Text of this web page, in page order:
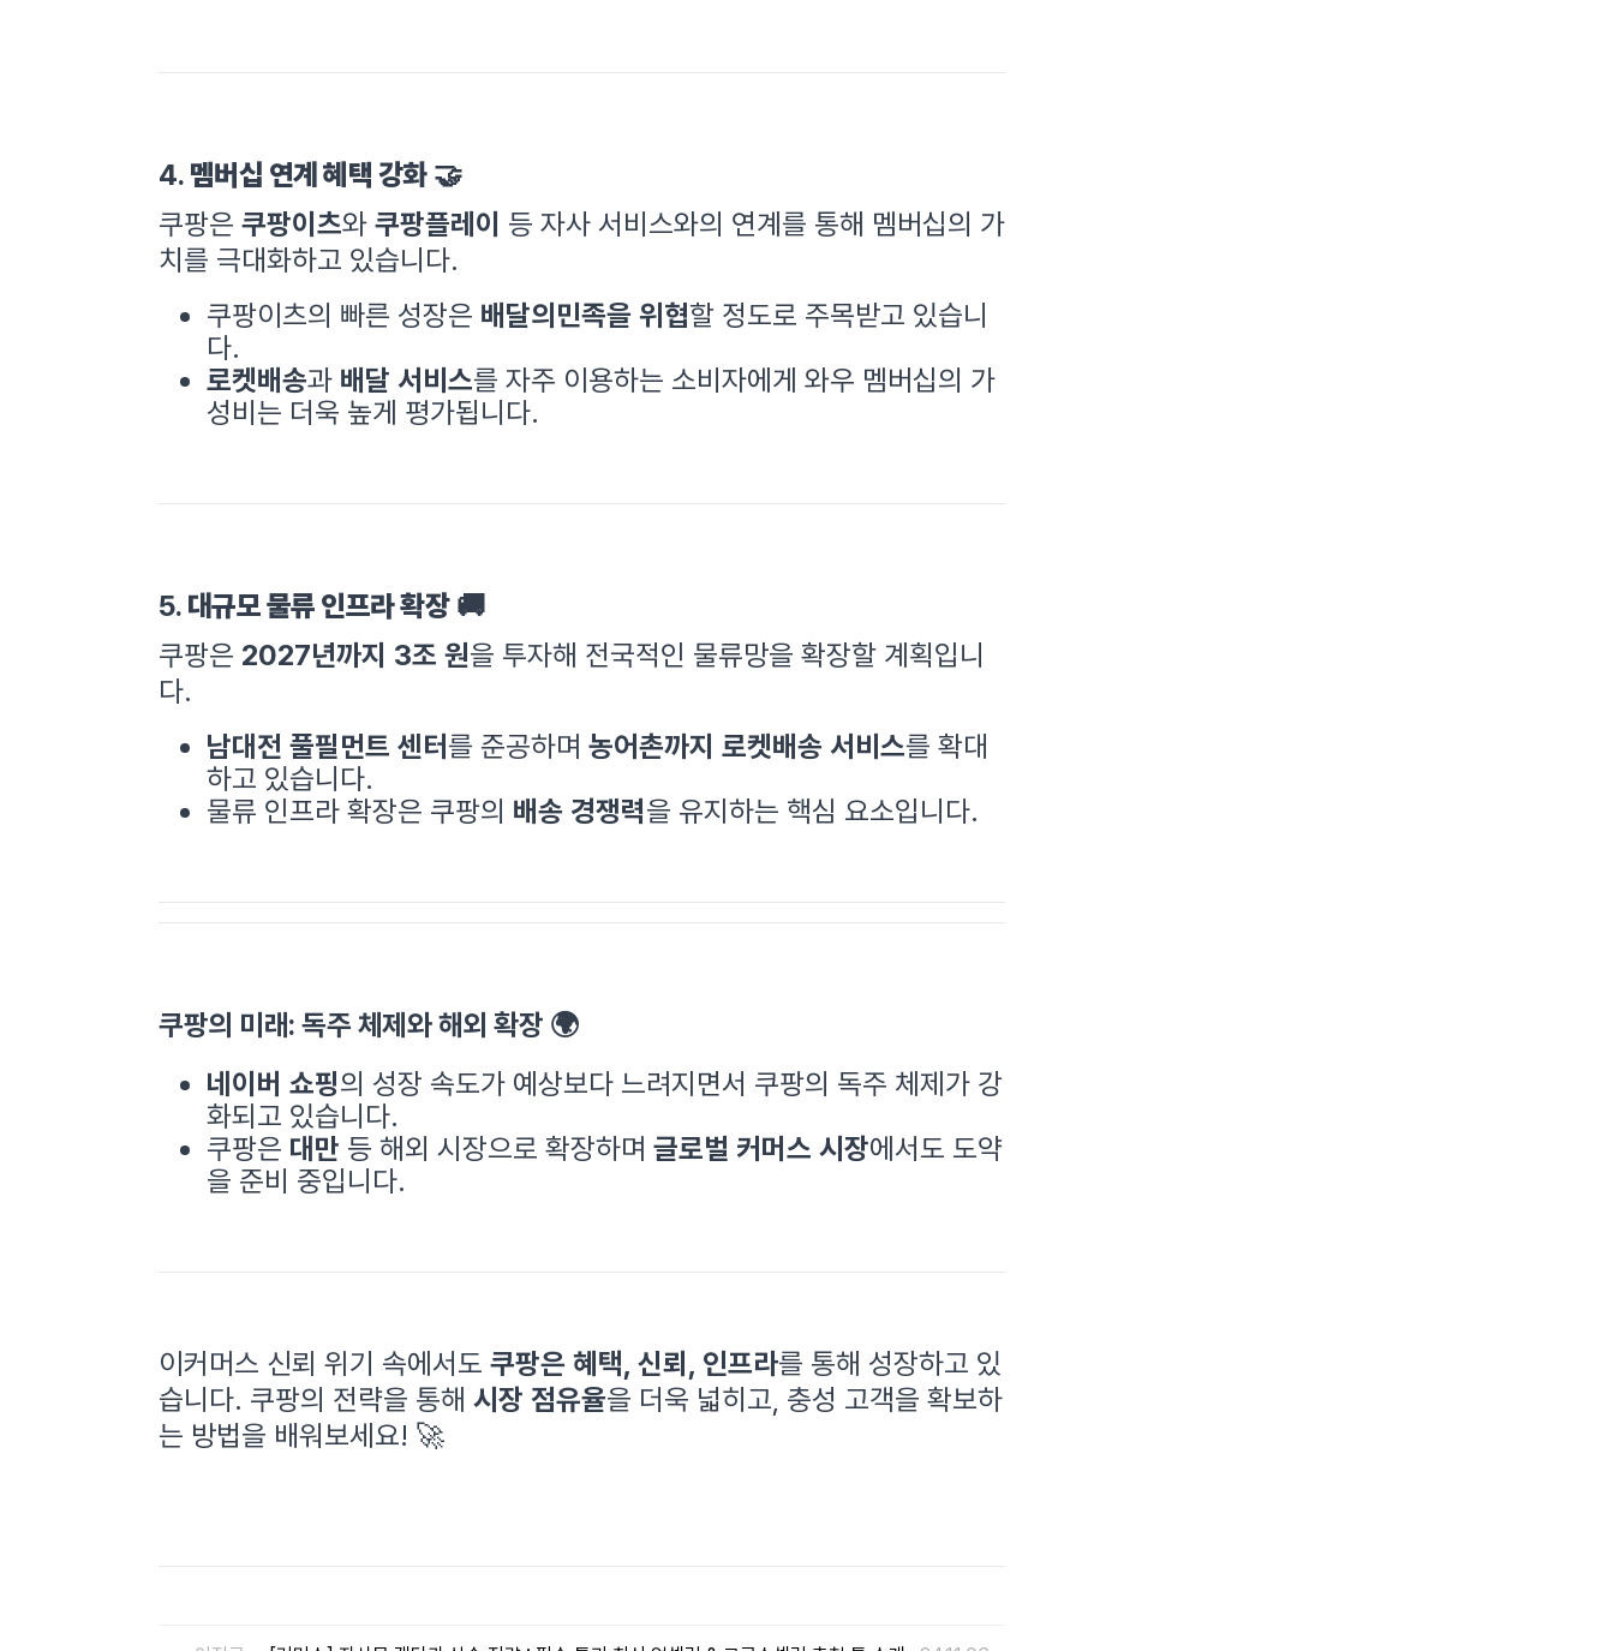
4. 멤버십 연계 혜택 강화🤝
쿠팡은 쿠팡이츠와 쿠팡플레이 등 자사 서비스와의 연계를 통해 멤버십의 가
치를 극대화하고 있습니다.
쿠팡이츠의 빠른 성장은 배달의민족을 위협할 정도로 주목받고 있습니
다.
로켓배송과 배달 서비스를 자주 이용하는 소비자에게 와우 멤버십의 가
성비는 더욱 높게 평가됩니다.
5. 대규모 물류 인프라 확장🚚
쿠팡은 2027년까지 3조 원을 투자해 전국적인 물류망을 확장할 계획입니
다.
남대전 풀필먼트 센터 를 준공하며 농어촌까지 로켓배송 서비스를 확대
하고 있습니다.
물류 인프라 확장은 쿠팡의 배송 경쟁력을 유지하는 핵심 요소입니다.
쿠팡의 미래: 독주 체제와 해외 확장 🌍
네이버 쇼핑의 성장 속도가 예상보다 느려지면서 쿠팡의 독주 체제가 강
화되고 있습니다.
쿠팡은 대만 등 해외 시장으로 확장하며 글로벌 커머스 시장에서도 도약
을 준비 중입니다.
이커머스 신뢰 위기 속에서도 쿠팡은 혜택, 신뢰, 인프라를 통해 성장하고 있
습니다. 쿠팡의 전략을 통해 시장 점유율을 더욱 넓히고, 충성 고객을 확보하
는 방법을 배워보세요! 🚀